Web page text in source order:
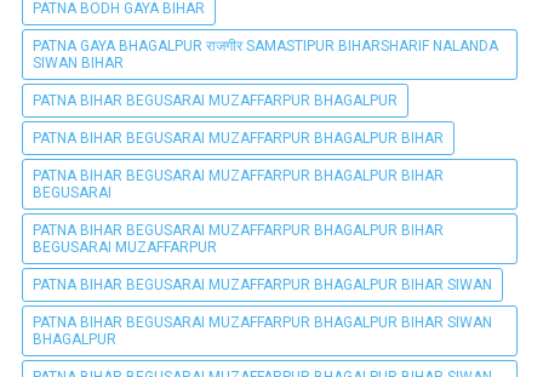
PATNA BODH GAYA BIHAR
PATNA GAYA BHAGALPUR राजगीर SAMASTIPUR BIHARSHARIF NALANDA
SIWAN BIHAR
PATNA BIHAR BEGUSARAI MUZAFFARPUR BHAGALPUR
PATNA BIHAR BEGUSARAI MUZAFFARPUR BHAGALPUR BIHAR
PATNA BIHAR BEGUSARAI MUZAFFARPUR BHAGALPUR BIHAR
BEGUSARAI
PATNA BIHAR BEGUSARAI MUZAFFARPUR BHAGALPUR BIHAR
BEGUSARAI MUZAFFARPUR
PATNA BIHAR BEGUSARAI MUZAFFARPUR BHAGALPUR BIHAR SIWAN
PATNA BIHAR BEGUSARAI MUZAFFARPUR BHAGALPUR BIHAR SIWAN
BHAGALPUR